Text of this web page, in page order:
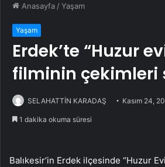
Anasayfa /Yaşam
Yaşam
Erdek’te “Huzur
filminin çekimleri
SELAHATTİN KARADAŞ Kasım 24,
1 dakika okuma süresi
Balıkesir’in Erdek ilçesinde “Huzur